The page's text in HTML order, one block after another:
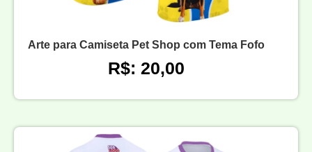
Arte para Camiseta Pet Shop com Tema Fofo
R$: 20,00